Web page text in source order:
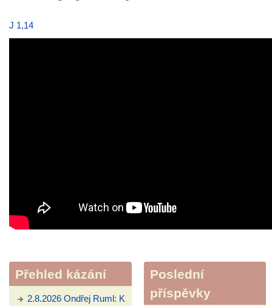
J 1,14
Přehled kázání
2.8.2026 Ondřej Ruml: K
Poslední
příspěvky